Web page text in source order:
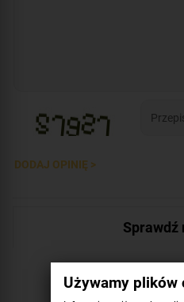
DODAJ OPINIĘ >
Sprawdź
Używamy plików